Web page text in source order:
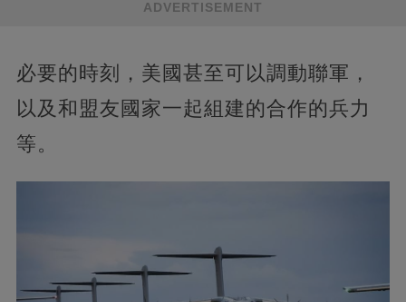
ADVERTISEMENT
必要的時刻，美國甚至可以調動聯軍，
以及和盟友國家一起組建的合作的兵力
等。